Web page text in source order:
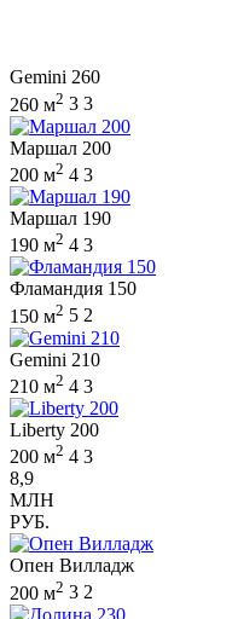
Gemini 260
260 м2 3 3
Маршал 200
200 м2 4 3
Маршал 190
190 м2 4 3
Фламандия 150
150 м2 5 2
Gemini 210
210 м2 4 3
Liberty 200
200 м2 4 3
8,9
МЛН
РУБ.
Опен Вилладж
200 м2 3 2